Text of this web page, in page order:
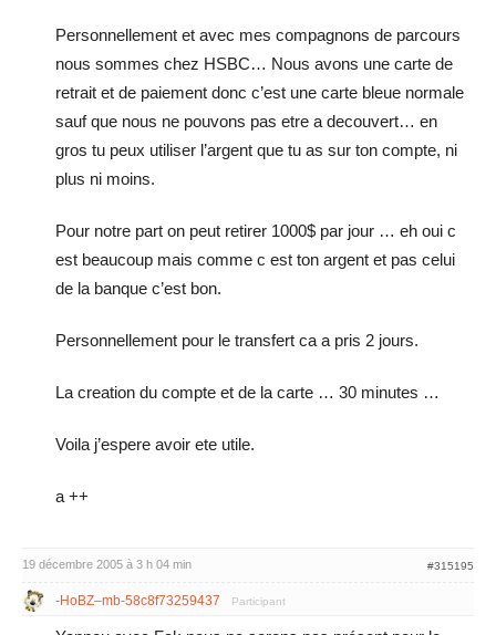
Personnellement et avec mes compagnons de parcours
nous sommes chez HSBC… Nous avons une carte de
retrait et de paiement donc c’est une carte bleue normale
sauf que nous ne pouvons pas etre a decouvert… en
gros tu peux utiliser l’argent que tu as sur ton compte, ni
plus ni moins.
Pour notre part on peut retirer 1000$ par jour … eh oui c
est beaucoup mais comme c est ton argent et pas celui
de la banque c’est bon.
Personnellement pour le transfert ca a pris 2 jours.
La creation du compte et de la carte … 30 minutes …
Voila j’espere avoir ete utile.
a ++
19 décembre 2005 à 3 h 04 min #315195
-HoBZ–mb-58c8f73259437 Participant